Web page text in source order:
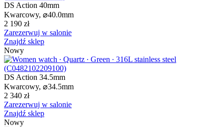
DS Action 40mm
Kwarcowy, ⌀40.0mm
2 190 zł
Zarezerwuj w salonie
Znajdź sklep
Nowy
DS Action 34.5mm
Kwarcowy, ⌀34.5mm
2 340 zł
Zarezerwuj w salonie
Znajdź sklep
Nowy